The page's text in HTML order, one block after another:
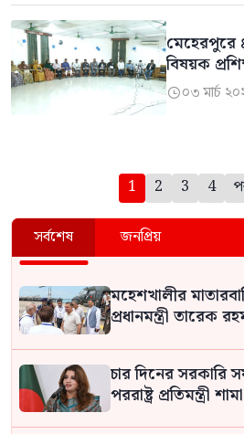
মেহেরপুরে
বিষয়ক
০৩ মার্চ
1 2 3 4
সর্বশেষ জনপ্রিয়
মহেশখালীর
প্রধানমন্ত্রী তারেক
চার দিনের সরকারি
পররাষ্ট্র প্রতিমন্ত্রী